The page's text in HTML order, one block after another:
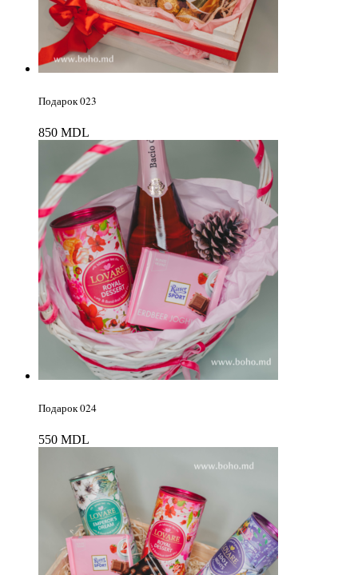
Подарок 023
850 MDL
Подарок 024
550 MDL